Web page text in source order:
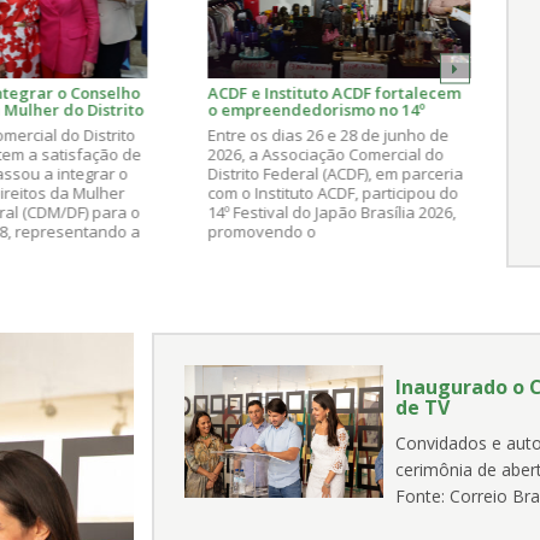
o Conselho
Mulher do Distrito
2026/2028
do Distrito
a satisfação de
a integrar o
da Mulher
(CDM/DF) para o
representando a
ACDF e Instituto ACDF fortalecem
o empreendedorismo no 14º
Festival do Japão Brasília 2026
Entre os dias 26 e 28 de junho de
2026, a Associação Comercial do
Distrito Federal (ACDF), em parceria
com o Instituto ACDF, participou do
14º Festival do Japão Brasília 2026,
promovendo o
Inaugurado o
de TV
Convidados e
cerimônia de
Fonte: Correio